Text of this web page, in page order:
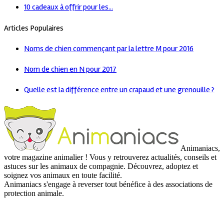
10 cadeaux à offrir pour les...
Articles Populaires
Noms de chien commençant par la lettre M pour 2016
Nom de chien en N pour 2017
Quelle est la différence entre un crapaud et une grenouille ?
Animaniacs,
votre magazine animalier ! Vous y retrouverez actualités, conseils et
astuces sur les animaux de compagnie. Découvrez, adoptez et
soignez vos animaux en toute facilité.
Animaniacs s'engage à reverser tout bénéfice à des associations de
protection animale.